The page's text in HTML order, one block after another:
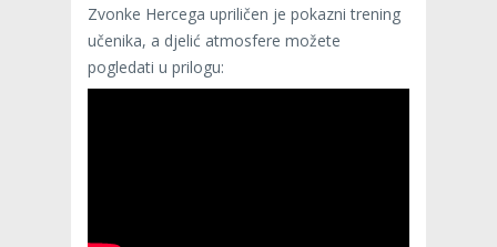
Zvonke Hercega upriličen je pokazni trening
učenika, a djelić atmosfere možete
pogledati u prilogu: